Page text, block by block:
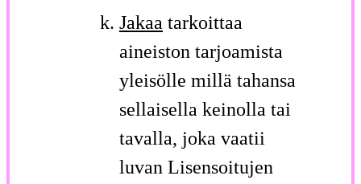
Jakaa tarkoittaa
aineiston tarjoamista
yleisölle millä tahansa
sellaisella keinolla tai
tavalla, joka vaatii
luvan Lisensoitujen